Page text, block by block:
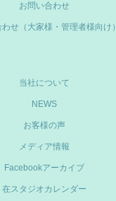
お問い合わせ
せ（大家様・管理者様向け）
当社について
NEWS
お客様の声
メディア情報
Facebookアーカイブ
在スタジオカレンダー